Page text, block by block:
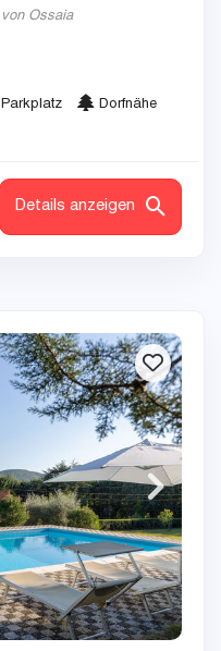
von Ossaia
Parkplatz
Dorfnähe
Details anzeigen